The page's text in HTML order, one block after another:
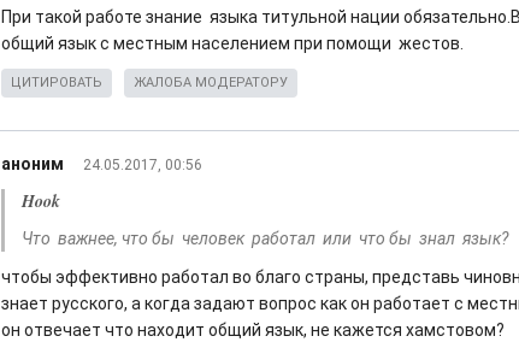
При такой работе знание языка титульной нации
общий язык с местным населением при помощи жестов.
ЦИТИРОВАТЬ ЖАЛОБА МОДЕРАТОРУ
аноним 24.05.2017, 00:56
Hook
Что важнее, что бы человек работал или что бы знал язык?
чтобы эффективно работал во благо страны, представь
знает русского, а когда задают вопрос как он работает с
он отвечает что находит общий язык, не кажется хамстовом?